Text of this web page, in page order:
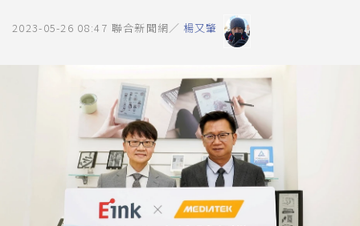
2023-05-26 08:47 聯合新聞網／ 楊又肇